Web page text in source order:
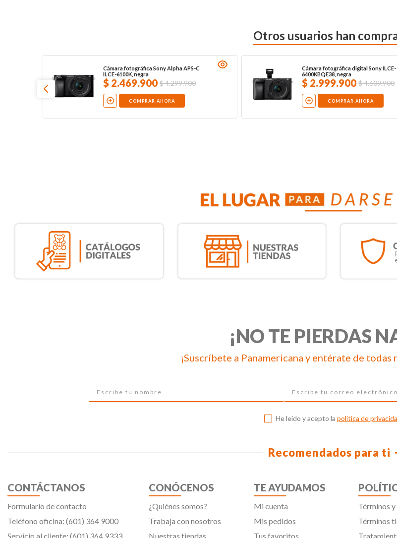
Otros usuarios han
Cámara fotográfica Sony ZV-E10K, negra
NO DISPONIBLE
NO DISPONIBLE
¡NO TE PIERDAS
¡Suscríbete a Panamericana y entérate de todas
He leído y acepto la política de
Recomendados para ti
CONTÁCTANOS
Formulario de contacto
Teléfono oficina: (601) 364 9000
Servicio al cliente: (601) 364 9333
CONÓCENOS
¿Quiénes somos?
Trabaja con nosotros
Nuestras tiendas
TE AYUDAMOS
Mi cuenta
Mis pedidos
Tus favoritos
Términos
Términos